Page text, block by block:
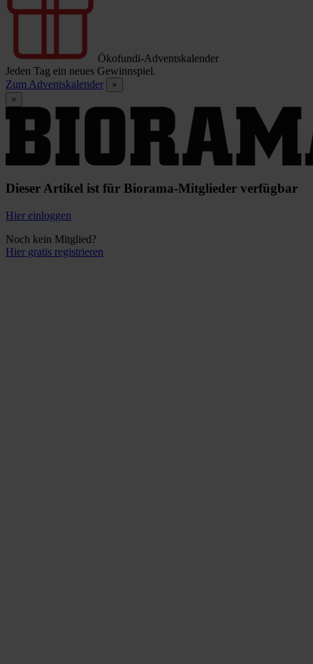
Ökofundi-Adventskalender
Jeden Tag ein neues Gewinnspiel.
Zum Adventskalender
×
×
Dieser Artikel ist für Biorama-Mitglieder verfügbar
Hier einloggen
Noch kein Mitglied?
Hier gratis registrieren